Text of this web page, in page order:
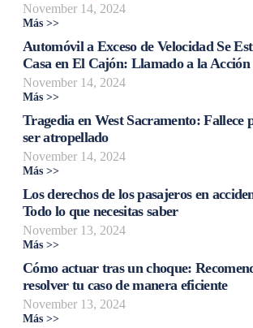
November 14, 2024
Más >>
Automóvil a Exceso de Velocidad Se
Casa en El Cajón: Llamado a la
November 14, 2024
Más >>
Tragedia en West Sacramento: Fallece
ser atropellado
November 14, 2024
Más >>
Los derechos de los pasajeros en
Todo lo que necesitas saber
November 13, 2024
Más >>
Cómo actuar tras un choque:
resolver tu caso de manera eficiente
November 13, 2024
Más >>